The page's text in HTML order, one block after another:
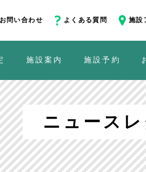
問い合わせ よくある質問 施設
施設案内 施設予約
ニュース